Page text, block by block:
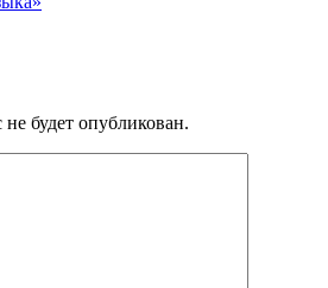
будет опубликован.